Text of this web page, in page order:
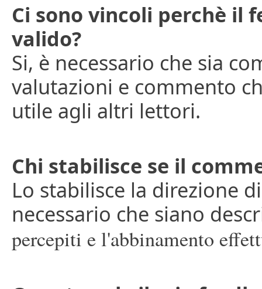
Ci sono vincoli perchè il
valido?
Si, è necessario che sia
valutazioni e commento
utile agli altri lettori.
Chi stabilisce se il
Lo stabilisce la direzione
necessario che siano
percepiti e l'abbinamento